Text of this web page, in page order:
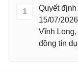
1
Quyết
15/07/
Vĩnh
đồng tín